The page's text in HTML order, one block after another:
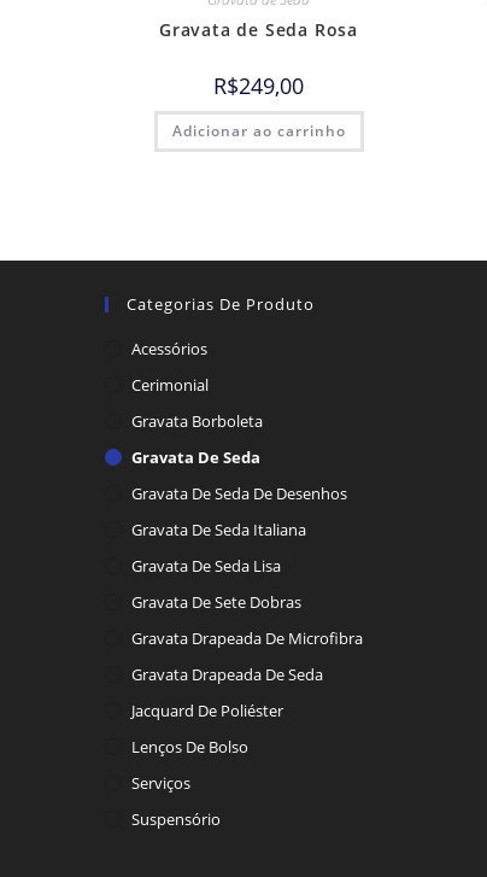
Gravata de Seda Rosa
R$249,00
Adicionar ao carrinho
Categorias De Produto
Acessórios
Cerimonial
Gravata Borboleta
Gravata De Seda
Gravata De Seda De Desenhos
Gravata De Seda Italiana
Gravata De Seda Lisa
Gravata De Sete Dobras
Gravata Drapeada De Microfibra
Gravata Drapeada De Seda
Jacquard De Poliéster
Lenços De Bolso
Serviços
Suspensório